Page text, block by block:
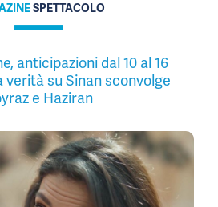
SPETTACOLO
anticipazioni dal 10 al 16
verità su Sinan sconvolge
e Haziran